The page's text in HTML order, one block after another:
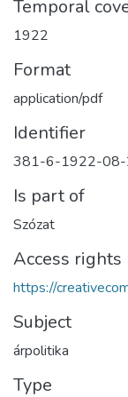
Temporal
1922
Format
application/pdf
Identifier
381-6-1922-08-
Is part of
Szózat
Access rights
https://
Subject
árpolitika
Type